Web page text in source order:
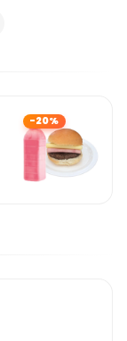
-20%